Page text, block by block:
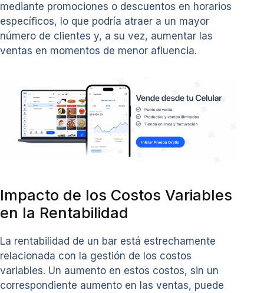
mediante promociones o descuentos en horarios
específicos, lo que podría atraer a un mayor
número de clientes y, a su vez, aumentar las
ventas en momentos de menor afluencia.
Impacto de los Costos Variables
en la Rentabilidad
La rentabilidad de un bar está estrechamente
relacionada con la gestión de los costos
variables. Un aumento en estos costos, sin un
correspondiente aumento en las ventas, puede